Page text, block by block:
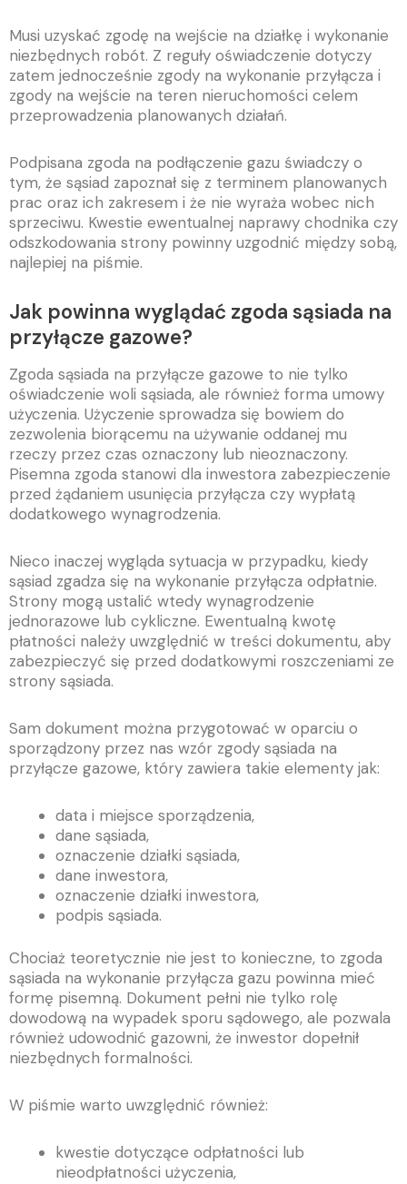
Musi uzyskać zgodę na wejście na działkę i wykonanie
niezbędnych robót. Z reguły oświadczenie dotyczy
zatem jednocześnie zgody na wykonanie przyłącza i
zgody na wejście na teren nieruchomości celem
przeprowadzenia planowanych działań.
Podpisana zgoda na podłączenie gazu świadczy o
tym, że sąsiad zapoznał się z terminem planowanych
prac oraz ich zakresem i że nie wyraża wobec nich
sprzeciwu. Kwestie ewentualnej naprawy chodnika czy
odszkodowania strony powinny uzgodnić między sobą,
najlepiej na piśmie.
Jak powinna wyglądać zgoda sąsiada na
przyłącze gazowe?
Zgoda sąsiada na przyłącze gazowe to nie tylko
oświadczenie woli sąsiada, ale również forma umowy
użyczenia. Użyczenie sprowadza się bowiem do
zezwolenia biorącemu na używanie oddanej mu
rzeczy przez czas oznaczony lub nieoznaczony.
Pisemna zgoda stanowi dla inwestora zabezpieczenie
przed żądaniem usunięcia przyłącza czy wypłatą
dodatkowego wynagrodzenia.
Nieco inaczej wygląda sytuacja w przypadku, kiedy
sąsiad zgadza się na wykonanie przyłącza odpłatnie.
Strony mogą ustalić wtedy wynagrodzenie
jednorazowe lub cykliczne. Ewentualną kwotę
płatności należy uwzględnić w treści dokumentu, aby
zabezpieczyć się przed dodatkowymi roszczeniami ze
strony sąsiada.
Sam dokument można przygotować w oparciu o
sporządzony przez nas wzór zgody sąsiada na
przyłącze gazowe, który zawiera takie elementy jak:
data i miejsce sporządzenia,
dane sąsiada,
oznaczenie działki sąsiada,
dane inwestora,
oznaczenie działki inwestora,
podpis sąsiada.
Chociaż teoretycznie nie jest to konieczne, to zgoda
sąsiada na wykonanie przyłącza gazu powinna mieć
formę pisemną. Dokument pełni nie tylko rolę
dowodową na wypadek sporu sądowego, ale pozwala
również udowodnić gazowni, że inwestor dopełnił
niezbędnych formalności.
W piśmie warto uwzględnić również:
kwestie dotyczące odpłatności lub
nieodpłatności użyczenia,